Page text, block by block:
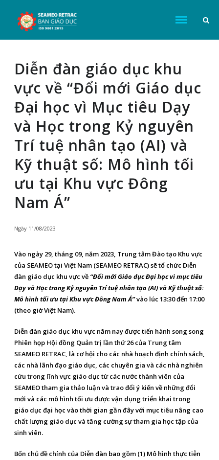
Diễn đàn giáo dục khu
vực về “Đổi mới Giáo dục
Đại học vì Mục tiêu Dạy
và Học trong Kỷ nguyên
Trí tuệ nhân tạo (AI) và
Kỹ thuật số: Mô hình tối
ưu tại Khu vực Đông
Nam Á”
Ngày 11/08/2023
Vào ngày 29, tháng 09, năm 2023, Trung tâm Đào tạo Khu vực
của SEAMEO tại Việt Nam (SEAMEO RETRAC) sẽ tổ chức Diễn
đàn giáo dục khu vực về“Đổi mới Giáo dục Đại học vì mục tiêu
Dạy và Học trong Kỷ nguyên Trí tuệ nhân tạo (AI) và Kỹ thuật số:
Mô hình tối ưu tại Khu vực Đông Nam Á”vào lúc 13:30 đến 17:00
(theo giờ Việt Nam).
Diễn đàn giáo dục khu vực năm nay được tiến hành song song
Phiên họp Hội đồng Quản trị lần thứ 26 của Trung tâm
SEAMEO RETRAC, là cơ hội cho các nhà hoạch định chính sách,
các nhà lãnh đạo giáo dục, các chuyên gia và các nhà nghiên
cứu trong lĩnh vực giáo dục từ các nước thành viên của
SEAMEO tham gia thảo luận và trao đổi ý kiến về những đổi
mới và các mô hình tối ưu được vận dụng triển khai trong
giáo dục đại học vào thời gian gần đây với mục tiêu nâng cao
chất lượng giáo dục và tăng cường sự tham gia học tập của
sinh viên.
Bốn chủ đề chính của Diễn đàn bao gồm (1) Mô hình thực tiễn